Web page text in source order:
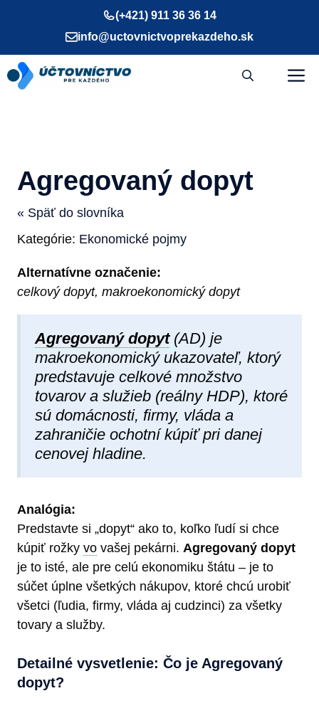
(+421) 911 36 36 14
info@uctovnictvoprekazdeho.sk
Agregovaný dopyt
« Späť do slovníka
Kategórie: Ekonomické pojmy
Alternatívne označenie:
celkový dopyt, makroekonomický dopyt
Agregovaný dopyt(AD) je
makroekonomický ukazovateľ, ktorý
predstavuje celkové množstvo
tovarov a služieb (reálny HDP), ktoré
sú domácnosti, firmy, vláda a
zahraničie ochotní kúpiť pri danej
cenovej hladine.
Analógia:
Predstavte si „dopyt“ ako to, koľko ľudí si chce
kúpiť rožky vo vašej pekárni. Agregovaný dopyt
je to isté, ale pre celú ekonomiku štátu – je to
súčet úplne všetkých nákupov, ktoré chcú urobiť
všetci (ľudia, firmy, vláda aj cudzinci) za všetky
tovary a služby.
Detailné vysvetlenie: Čo je Agregovaný
dopyt?